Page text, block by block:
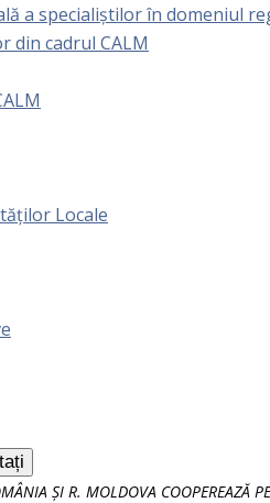
a specialiştilor în domeniul
din cadrul CALM
Locale
ȘI R. MOLDOVA COOPEREAZĂ